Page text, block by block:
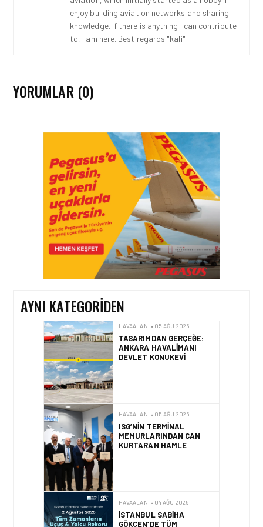
enjoy building aviation networks and sharing
knowledge. If there is anything I can contribute
to, I am here. Best regards "kali"
YORUMLAR (0)
AYNI KATEGORIDEN
HAVAALANI • 05 AĞU 2026
İSTANBUL VALI
YARDIMCISI BEKIR
DINKIRCI’DEN KONTROL
KULESI’NE ZIYARET
HAVAALANI • 05 AĞU 2026
TASARIMDAN GERÇEĞE:
ANKARA HAVALIMANI
DEVLET KONUKEVI
MEMURLARINDAN CAN
KURTARAN HAMLE
İSTANBUL SABIHA
GÖKÇEN’DE TÜM
ZAMANLARIN UÇUŞ VE
YOLCU REKORU KIRILDI
İZMIR ILE ALMATI
ARASINDA DIREKT